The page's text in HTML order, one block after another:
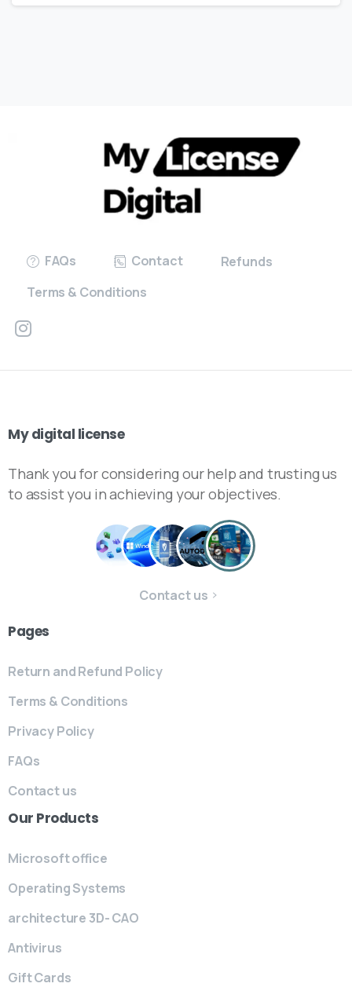
FAQs Contact
Refunds
Terms & Conditions
My digital license
Thank you for considering our help and trusting us
to assist you in achieving your objectives.
Contact us
Pages
Return and Refund Policy
Terms & Conditions
Privacy Policy
FAQs
Contact us
Our Products
Microsoft office
Operating Systems
architecture 3D- CAO
Antivirus
Gift Cards